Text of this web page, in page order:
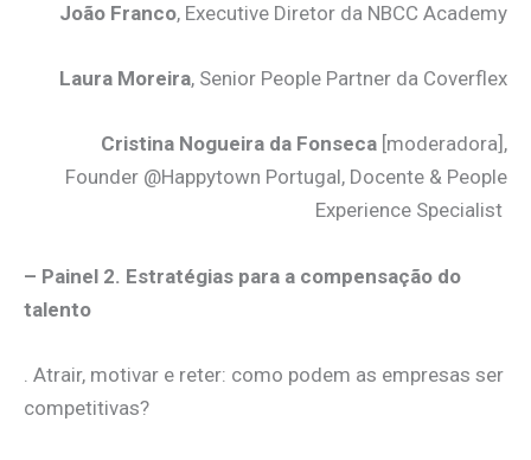
João Franco, Executive Diretor da NBCC Academy
Laura Moreira, Senior People Partner da Coverflex
Cristina Nogueira da Fonseca [moderadora],
Founder @Happytown Portugal, Docente & People
Experience Specialist
– Painel 2. Estratégias para a compensação do
talento
. Atrair, motivar e reter: como podem as empresas ser
competitivas?